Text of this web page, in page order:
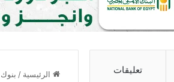
الرئيسية / بنوك تعليقات